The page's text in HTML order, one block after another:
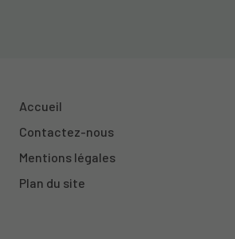
Accueil
Contactez-nous
Mentions légales
Plan du site